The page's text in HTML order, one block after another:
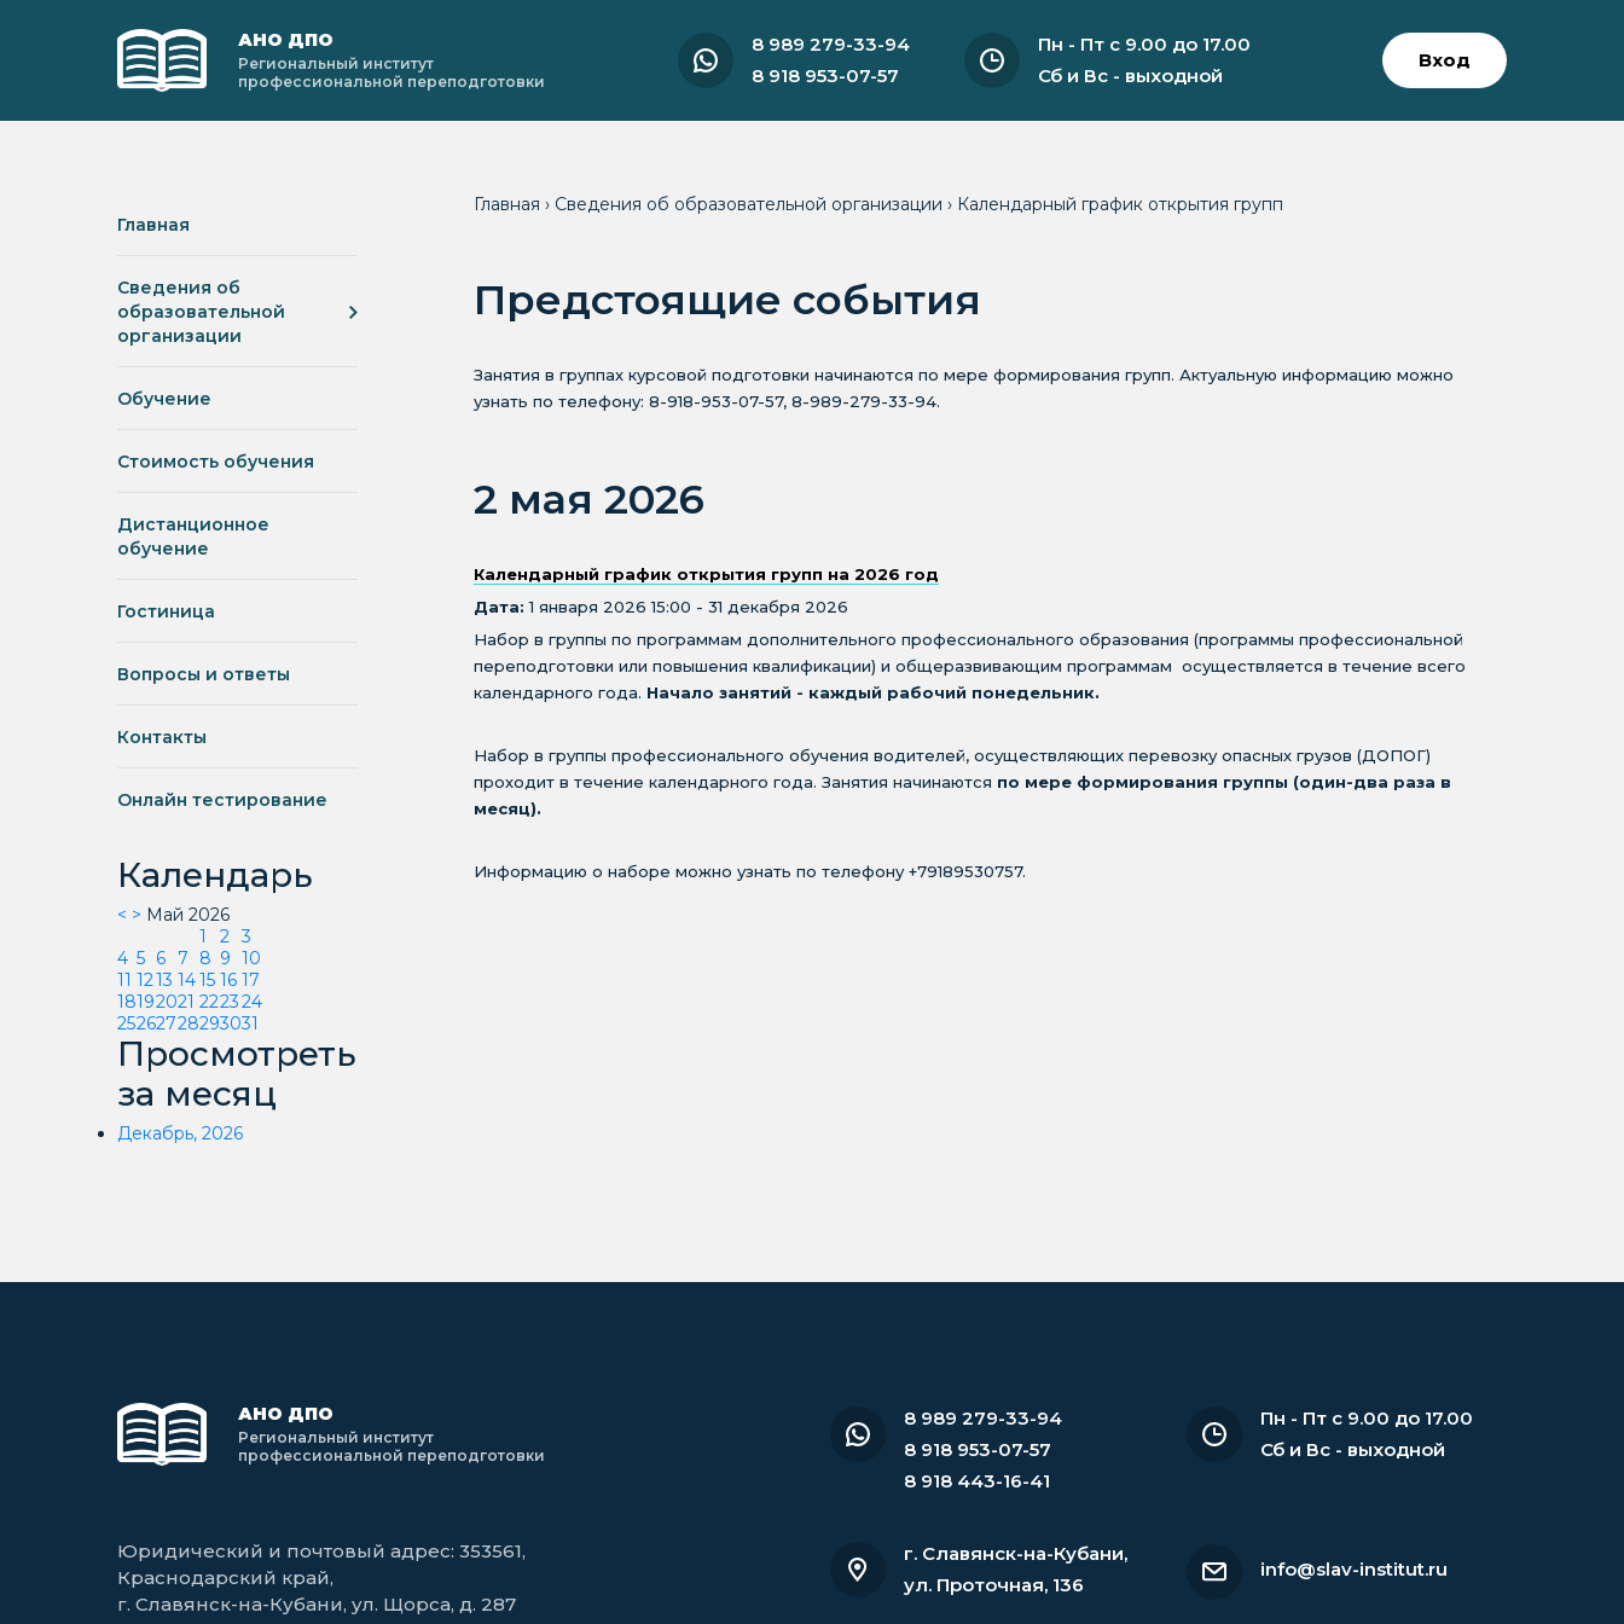
АНО ДПО
Региональный институт
профессиональной переподготовки
8 989 279-33-94
8 918 953-07-57
Пн - Пт с 9.00 до 17.00
Сб и Вс - выходной
Вход
Главная
Сведения об
образовательной
организации
Обучение
Стоимость обучения
Дистанционное
обучение
Гостиница
Вопросы и ответы
Контакты
Онлайн тестирование
Календарь
< > Май 2026
1
2 3
4 5 6 7 8 9 10
11 1213 1415 16 17
18192021 222324
25262728293031
Просмотреть
за месяц
Декабрь, 2026
Главная › Сведения об образовательной организации › Календарный график открытия групп
Предстоящие события
Занятия в группах курсовой подготовки начинаются по мере формирования групп. Актуальную информацию можно
узнать по телефону: 8-918-953-07-57, 8-989-279-33-94.
2 мая 2026
Календарный график открытия групп на 2026 год
Дата: 1 января 2026 15:00 - 31 декабря 2026
Набор в группы по программам дополнительного профессионального образования (программы профессиональной
переподготовки или повышения квалификации) и общеразвивающим программам осуществляется в течение всего
календарного года. Начало занятий - каждый рабочий понедельник.
Набор в группы профессионального обучения водителей, осуществляющих перевозку опасных грузов (ДОПОГ)
проходит в течение календарного года. Занятия начинаются по мере формирования группы (один-два раза в
месяц).
Информацию о наборе можно узнать по телефону +79189530757.
АНО ДПО
Региональный институт
профессиональной переподготовки
Юридический и почтовый адрес: 353561,
Краснодарский край,
г. Славянск-на-Кубани, ул. Щорса, д. 287
8 989 279-33-94
8 918 953-07-57
8 918 443-16-41
Пн - Пт с 9.00 до 17.00
Сб и Вс - выходной
г. Славянск-на-Кубани,
ул. Проточная, 136
info@slav-institut.ru